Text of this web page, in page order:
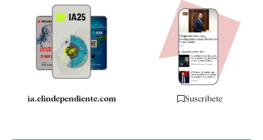
Quiénes somos
Especificaciones
ia.elindependiente.com Suscríbete